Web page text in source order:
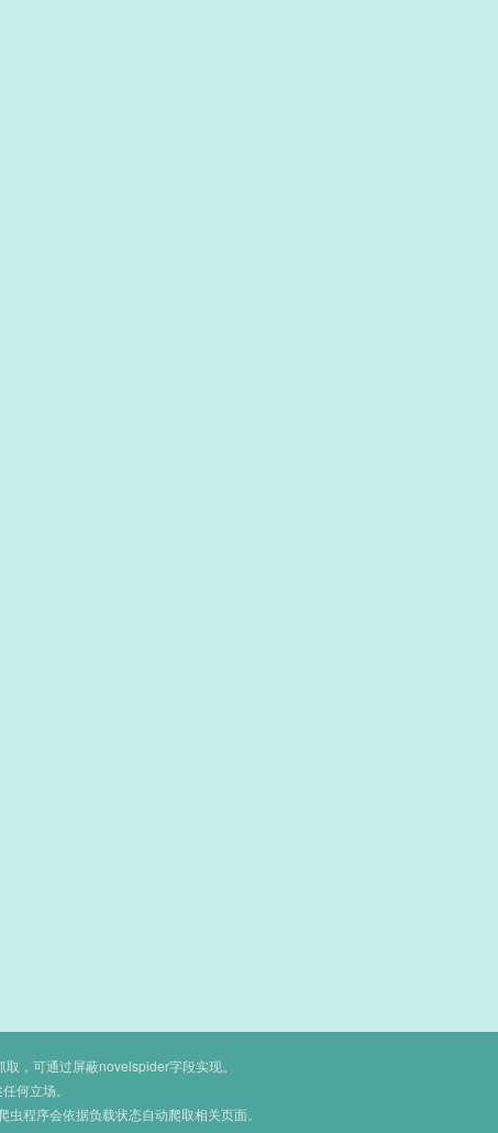
，可通过屏蔽novelspider字段实现。
何立场。
程序会依据负载状态自动爬取相关页面。